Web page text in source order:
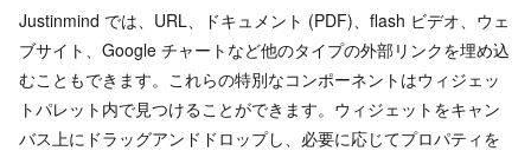
Justinmind では、URL、ドキュメント (PDF)、flash ビデオ、ウェ
ブサイト、Google チャートなど他のタイプの外部リンクを埋め込
むこともできます。これらの特別なコンポーネントはウィジェッ
トパレット内で見つけることができます。ウィジェットをキャン
バス上にドラッグアンドドロップし、必要に応じてプロパティを